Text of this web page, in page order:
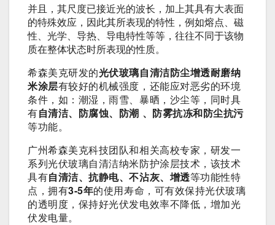
并且，其尺度已接近光的波长，加上其具有大表面
的特殊效应，因此其所表现的特性，例如熔点、磁
性、光学、导热、导电特性等等，往往不同于该物
质在整体状态时所表现的性质。
希森美克研发的光伏玻璃自清洁防尘增透耐磨纳
米涂层有较好的机械强度，还能应对恶劣的环境
条件，如：潮湿，雨雪、暴晒，沙尘等，同时具
有自清洁、防腐蚀、防潮 、防雾抗冻和防尘抗污
等功能。
广州希森美克科技团队和相关高校专家，研发一
系列光伏玻璃自清洁纳米防护涂层技术，该技术
具有自清洁、抗静电、不沾灰、增透等功能性特
点，拥有3-5年的使用寿命，可有效保持光伏玻璃
的透明度，保持好光伏发电效率不降低，增加光
伏发电量。